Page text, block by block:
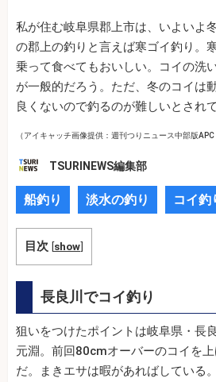
私が住む岐阜県郡上市は、いよいよ
の郡上の釣りと言えば寒ゴイ釣り。
乗って食べてもおいしい。コイの洗
が一般的だろう。ただ、冬のコイは
良くないので釣るのが難しいとされて
（アイキャッチ画像提供：週刊つりニュース中部版APC
TSURINEWS編集部
船釣り 淡水の釣り コイ釣
目次 [show]
長良川でコイ釣り
狙いをつけたポイントは岐阜県・長
元淵。前回80cmオーバーのコイを
だ。まきエサは暇があればしている